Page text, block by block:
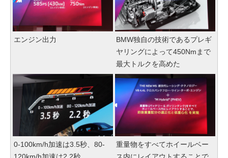
エンジン出力
BMW独自の技術であるプレギ
ヤリングによって450Nmまで
最大トルクを高めた
0-100km/h加速は3.5秒、80-
重量物をすべてホイールベー